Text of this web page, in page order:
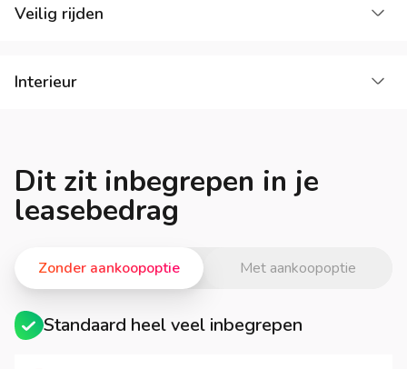
Veilig rijden
Interieur
Dit zit inbegrepen in je
leasebedrag
Met aankoopoptie
Zonder aankoopoptie
Standaard heel veel inbegrepen